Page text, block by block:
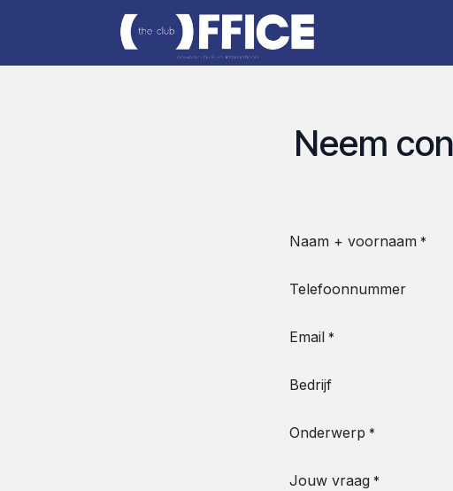
Overslaan naar inhoud
Neem
Naam + voornaam *
Telefoonnummer
Email *
Bedrijf
Onderwerp *
Jouw vraag *